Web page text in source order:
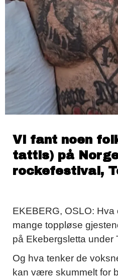
Vi fant noen
tattis) på
rockefestival,
EKEBERG, OSLO:
mange toppløse
på Ekebergsletta under
Og hva tenker de
kan være skummelt for